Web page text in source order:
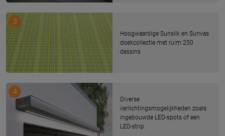
Hoogwaardige Sunsilk en Sunvas
doekcollectie met ruim 250
dessins
3
Diverse
verlichtingsmogelijkheden zoals
ingebouwde LED-spots of een
LED-strip.
4